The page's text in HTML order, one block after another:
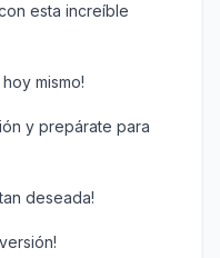
esta increíble
mismo!
y prepárate para
deseada!